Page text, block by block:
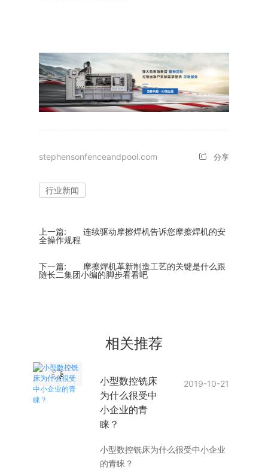
stephensonfenceandpool.com 分享
行业新闻
上一篇:
连续驱动摩擦焊机告诉您摩擦焊机的安
全操作规程
下一篇:
摩擦焊机革新制造工艺的关键是什么跟
随长二集团小编的脚步看看吧
相关推荐
小型数控铣床
为什么很受中
小企业的青
睐？
2019-10-21
小型数控铣床为什么很受中小企业
的青睐？